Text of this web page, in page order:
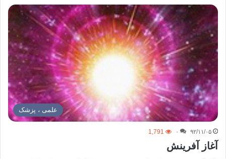
علمی ، پزشک
۹۲/۱۱/۰۵ ۰ 1,791
آغاز آفرينش